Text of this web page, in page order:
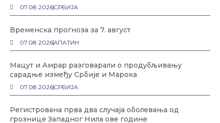
07.08.2026СРБИЈА
Временска прогноза за 7. август
07.08.2026АПАТИН
Мацут и Амрар разговарали о продубљивању
сарадње између Србије и Марока
07.08.2026СРБИЈА
Регистрована прва два случаја оболевања од
грознице Западног Нила ове године